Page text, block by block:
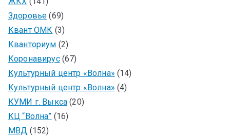
Здоровье (69)
Квант ОМК (3)
Кванториум (2)
Коронавирус(67)
Культурный центр «Волна» (14)
Культурный центр «Волна» (4)
КУМИ г. Выкса (20)
КЦ “Волна” (16)
МВД (152)